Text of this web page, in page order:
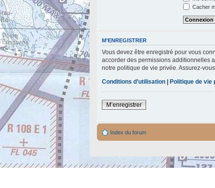
Cacher
M’ENREGISTRER
Vous devez être enregistré pour vous
accorder des permissions additionnelles
notre politique de vie privée. Assurez-
Conditions d’utilisation | Politique de vie
M’enregistrer
Index du forum